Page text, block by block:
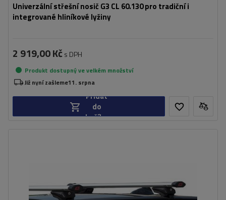
Univerzální střešní nosič G3 CL 60.130 pro tradiční i
integrované hliníkové lyžiny
2 919,00 Kč s DPH
Produkt dostupný ve velkém množství
Již nyní zašleme11. srpna
Přidat
do
košíku